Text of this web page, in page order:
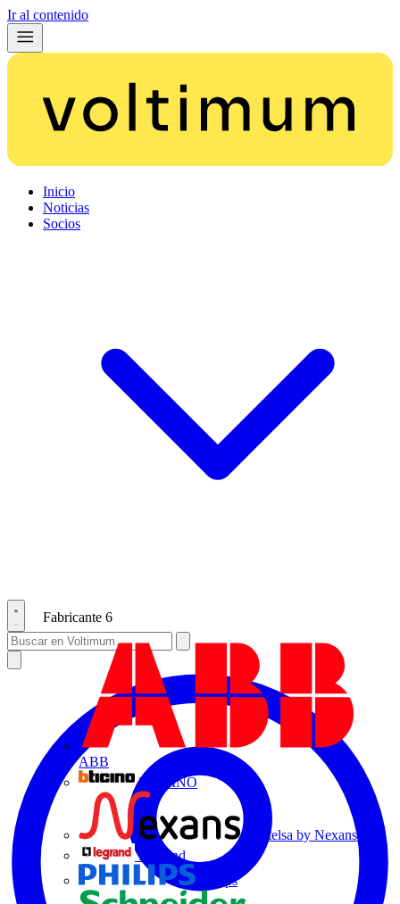
Ir al contenido
Inicio
Noticias
Socios
Fabricante 6
ABB
BTICINO
Centelsa by Nexans
Legrand
Philips